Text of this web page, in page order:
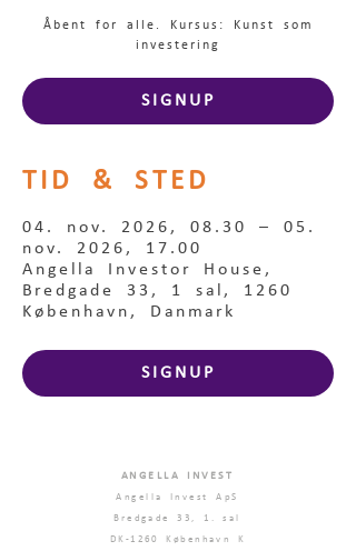
Åbent for alle. Kursus: Kunst som
investering
SIGNUP
TID & STED
04. nov. 2026, 08.30 – 05.
nov. 2026, 17.00
Angella Investor House,
Bredgade 33, 1 sal, 1260
København, Danmark
SIGNUP
ANGELLA INVEST
Angella Invest ApS
Bredgade 33, 1. sal
DK-1260 København K